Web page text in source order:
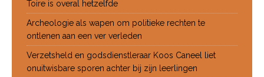
Toire is overal hetzelfde
Archeologie als wapen om politieke rechten te
ontlenen aan een ver verleden
Verzetsheld en godsdienstleraar Koos Caneel liet
onuitwisbare sporen achter bij zijn leerlingen